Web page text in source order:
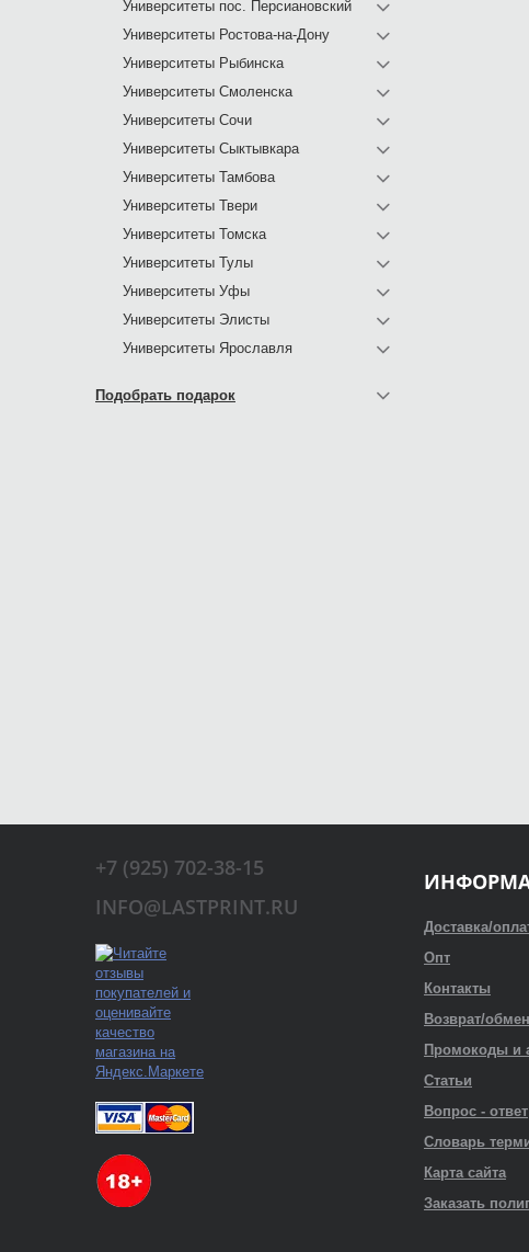
Университеты пос. Персиановский
Университеты Ростова-на-Дону
Университеты Рыбинска
Университеты Смоленска
Университеты Сочи
Университеты Сыктывкара
Университеты Тамбова
Университеты Твери
Университеты Томска
Университеты Тулы
Университеты Уфы
Университеты Элисты
Университеты Ярославля
Подобрать подарок
+7 (925) 702-38-15
INFO@LASTPRINT.RU
Доставка/
Опт
Контакты
Возврат/обмен
Промокоды и
Статьи
Вопрос - ответ
Словарь
Карта сайта
Заказать